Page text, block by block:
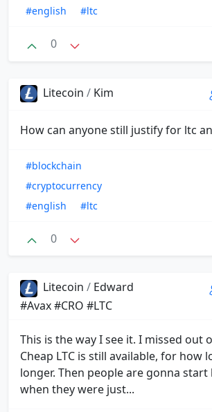
#english
#ltc
0
Litecoin / Kim
How can anyone still justify for ltc
#blockchain
#cryptocurrency
#english
#ltc
0
Litecoin / Edward
#Avax #CRO #LTC
This is the way I see it. I missed out
Cheap LTC is still available, for how
longer. Then people are gonna
when they were just...